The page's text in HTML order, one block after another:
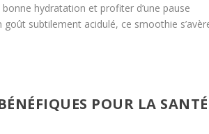
hydratation et profiter d’une pause
subtilement acidulé, ce smoothie
POUR LA SANTÉ